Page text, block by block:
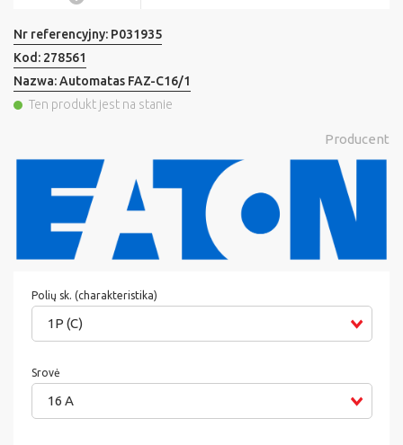
Nr referencyjny: P031935
Kod: 278561
Nazwa:Automatas FAZ-C16/1
Ten produkt jest na stanie
Producent
Polių sk. (charakteristika)
1P (C)
Srovė
16 A